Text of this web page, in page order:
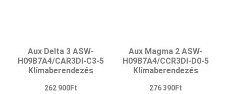
Aux Delta 3 ASW-
H09B7A4/CAR3DI-C3-5
Klímaberendezés
262 900Ft
Aux Magma 2 ASW-
H09B7A4/CCR3DI-D0-5
Klímaberendezés
276 390Ft